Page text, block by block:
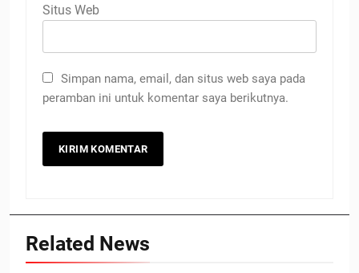
Situs Web
Simpan nama, email, dan situs web saya pada
peramban ini untuk komentar saya berikutnya.
Related News